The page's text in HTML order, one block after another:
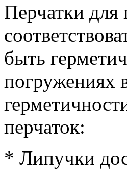
Перчатки
быть
погружениях
перчаток:
* Липучки